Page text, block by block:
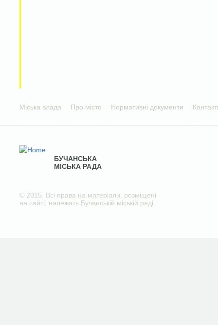
Міська влада Про місто Нормативні документи
БУЧАНСЬКА
МІСЬКА РАДА
© 2015. Всі права на матеріали, розміщені
на сайті, належать Бучанській міській раді